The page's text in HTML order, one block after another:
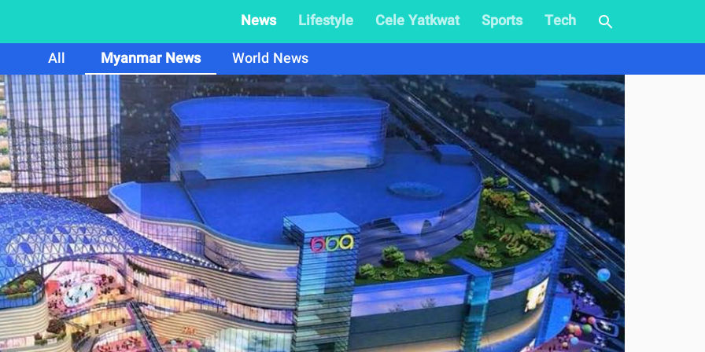
News Lifestyle Cele Yatkwat Sports
Tech
All
Myanmar News World News